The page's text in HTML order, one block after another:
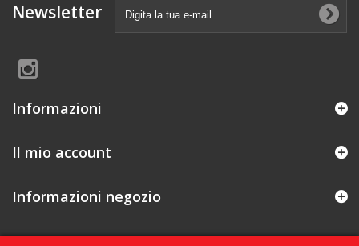
Newsletter
Informazioni
Il mio account
Informazioni negozio